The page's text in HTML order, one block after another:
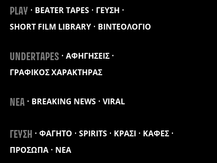
PLAY BEATER TAPES
ΓΕΥΣΗ
SHORT FILM LIBRARY
ΒΙΝΤΕΟΛΟΓΙΟ
UNDERTAPES
ΑΦΗΓΗΣΕΙΣ
ΓΡΑΦΙΚΟΣ ΧΑΡΑΚΤΗΡΑΣ
ΝΕΑ BREAKING NEWS VIRAL
ΓΕΥΣΗ ΦΑΓΗΤΟ SPIRITS ΚΡΑΣΙ
ΚΑΦΕΣ
ΠΡΟΣΩΠΑ
ΝΕΑ